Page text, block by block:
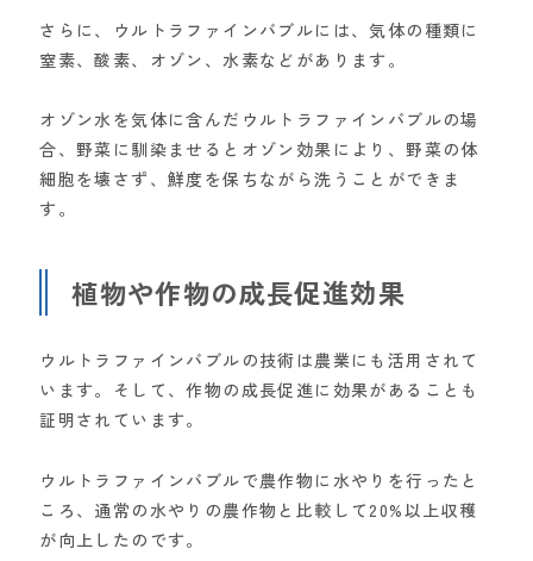
さらに、ウルトラファインバブルには、気体の種類に
窒素、酸素、オゾン、水素などがあります。
オゾン水を気体に含んだウルトラファインバブルの場
合、野菜に馴染ませるとオゾン効果により、野菜の体
細胞を壊さず、鮮度を保ちながら洗うことができま
す。
植物や作物の成長促進効果
ウルトラファインバブルの技術は農業にも活用されて
います。そして、作物の成長促進に効果があることも
証明されています。
ウルトラファインバブルで農作物に水やりを行ったと
ころ、通常の水やりの農作物と比較して20%以上収穫
が向上したのです。